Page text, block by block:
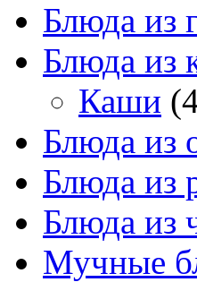
Блюда из
Блюда из
Каши
Блюда из
Блюда из
Блюда из
Мучные